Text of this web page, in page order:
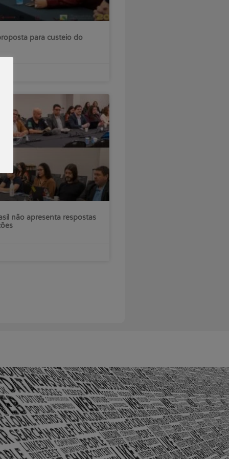
para custeio do
não apresenta respostas